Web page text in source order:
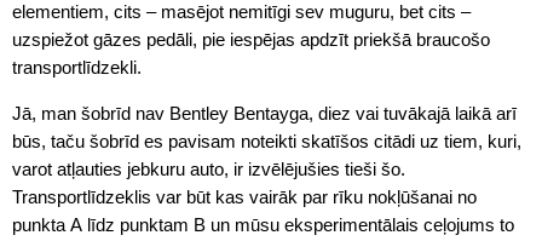
elementiem, cits – masējot nemitīgi sev muguru, bet cits –
uzspiežot gāzes pedāli, pie iespējas apdzīt priekšā braucošo
transportlīdzekli.
Jā, man šobrīd nav Bentley Bentayga, diez vai tuvākajā laikā arī
būs, taču šobrīd es pavisam noteikti skatīšos citādi uz tiem, kuri,
varot atļauties jebkuru auto, ir izvēlējušies tieši šo.
Transportlīdzeklis var būt kas vairāk par rīku nokļūšanai no
punkta A līdz punktam B un mūsu eksperimentālais ceļojums to